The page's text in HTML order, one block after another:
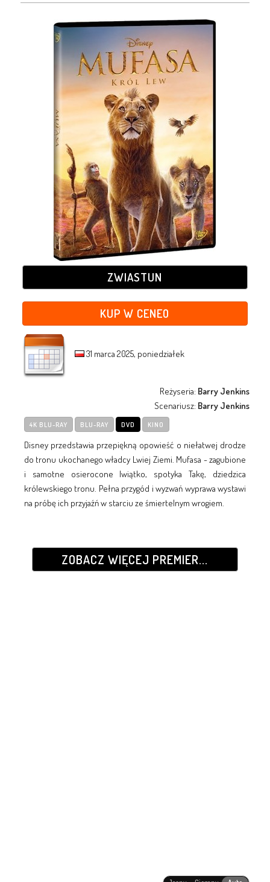
ZWIASTUN
KUP W CENEO
31 marca 2025, poniedziałek
Reżyseria: Barry Jenkins
Scenariusz: Barry Jenkins
4K BLU-RAY BLU-RAY DVD KINO
Disney przedstawia przepiękną opowieść o niełatwej drodze
do tronu ukochanego władcy Lwiej Ziemi. Mufasa - zagubione
i samotne osierocone lwiątko, spotyka Takę, dziedzica
królewskiego tronu. Pełna przygód i wyzwań wyprawa wystawi
na próbę ich przyjaźń w starciu ze śmiertelnym wrogiem.
ZOBACZ WIĘCEJ PREMIER...